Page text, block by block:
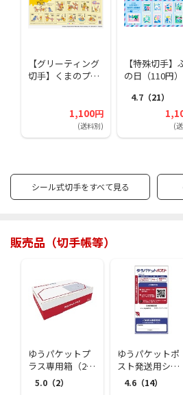
【グリーティング
切手】くまのプー
1,100円
(送料別)
【特殊切手】
の日（110円）
4.7 （21）
(
シール式切手をすべて見る
販売品（切手帳等）
ゆうパケットプ
ラス専用箱（25
個セット）
5.0 （2）
ゆうパケットポ
スト発送用シー
ル（1個（20枚）
セット）
4.6 （14）